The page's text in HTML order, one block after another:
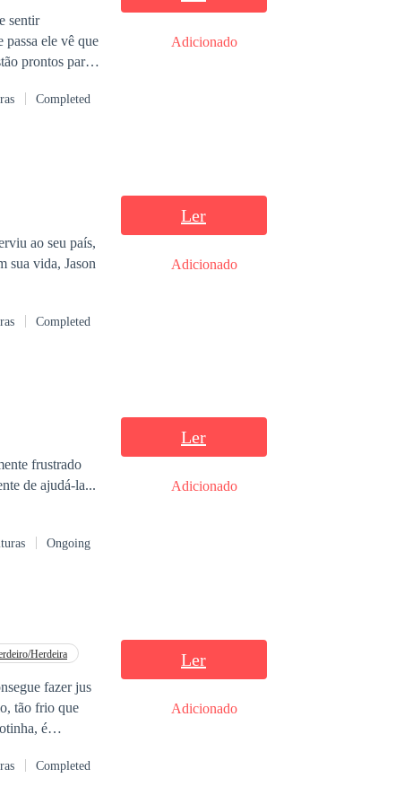
sentir
Completed
Adicionado
ao seu país,
sua vida, Jason
Completed
Ler
Adicionado
frustrado
de ajudá-la...
Ongoing
Ler
Adicionado
Herdeira
fazer jus
é
Completed
Ler
Adicionado